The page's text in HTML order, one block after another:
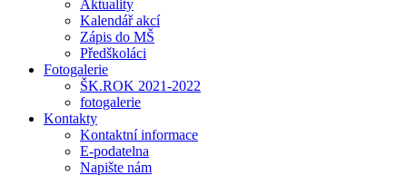
Aktuality
Kalendář akcí
Zápis do MŠ
Předškoláci
Fotogalerie
ŠK.ROK 2021-2022
fotogalerie
Kontakty
Kontaktní informace
E-podatelna
Napište nám